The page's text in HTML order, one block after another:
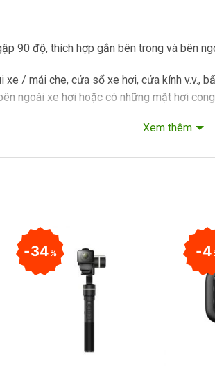
90 độ, thích hợp gắn bên trong và bên
/ mái che, cửa sổ xe hơi, cửa kính v.v.,
ngoài xe hơi hoặc có những mặt hơi
Xem thêm
34% 4